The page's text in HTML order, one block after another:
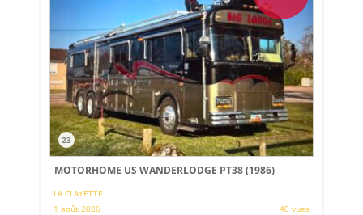
23
MOTORHOME US WANDERLODGE PT38 (1986)
LA CLAYETTE
1 août 2026
40 vues